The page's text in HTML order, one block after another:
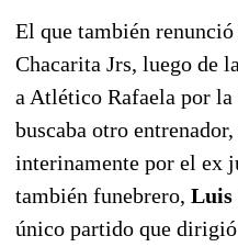
El que también
Chacarita Jrs, luego de
a Atlético Rafaela por la
buscaba otro
interinamente por el ex
también funebrero, Luis
único partido que